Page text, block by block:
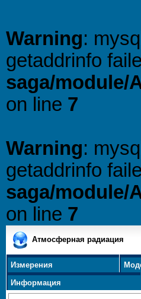
Warning:
getaddrinfo
saga/module/
on line 7
Warning:
getaddrinfo
saga/module/
on line 7
Атмосферная радиация
Измерения
Информация